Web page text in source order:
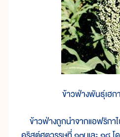
ข้าวฟ่างพันธุ์เฮก
ข้าวฟ่างถูกนำจากแอฟริกาไ